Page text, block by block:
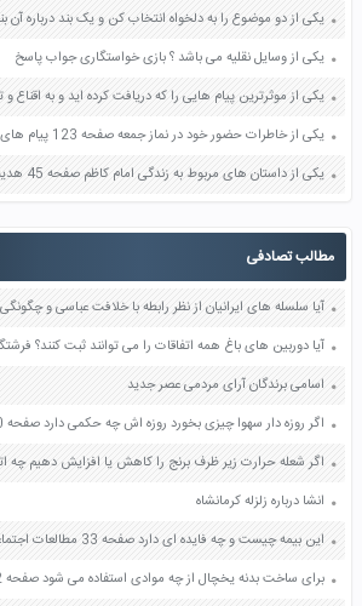
یکی از وسایل نقلیه می باشد ؟ بازی خواستگاری جواب پاسخ
یکی از خاطرات حضور خود در نماز جمعه صفحه 123 پیام های آسمان هفتم
یکی از داستان های مربوط به زندگی امام کاظم صفحه 45 هدیه های آسمان چهارم
مطالب تصادفی
اسامی برندگان آرای مردمی عصر جدید
اگر روزه دار سهوا چیزی بخورد روزه اش چه حکمی دارد صفحه 130 دین و زندگی دهم
انشا درباره زلزله کرمانشاه
این بیمه چیست و چه فایده ای دارد صفحه 33 مطالعات اجتماعی پنجم
برای ساخت بدنه یخچال از چه موادی استفاده می شود صفحه 32 علوم هفتم